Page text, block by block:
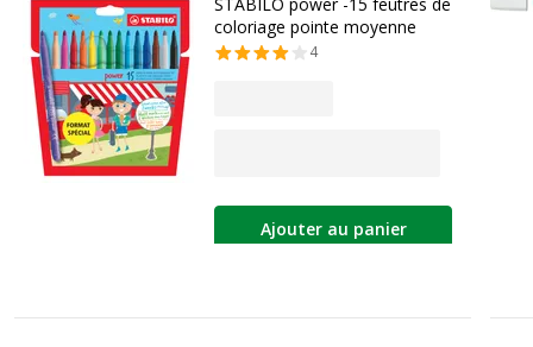
coloriage pointe moyenne
4
Ajouter au panier